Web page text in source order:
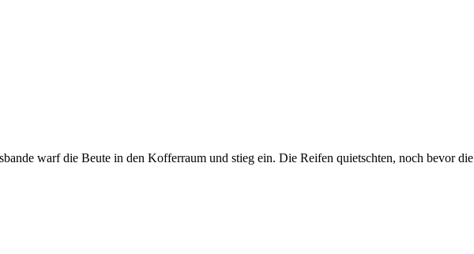
warf die Beute in den Kofferraum und stieg ein. Die Reifen quietschten, noch bevor die